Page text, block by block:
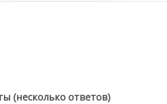
(несколько ответов)